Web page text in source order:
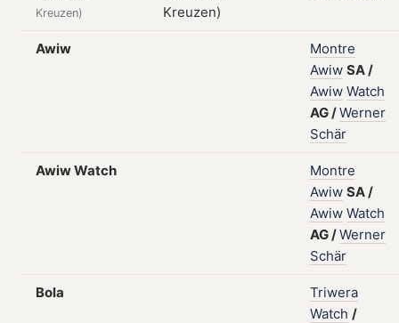
Kreuzen)
Awiw
Montre
Awiw SA/
Awiw Watch
AG/Werner
Schär
Awiw Watch
Montre
Awiw SA/
Awiw Watch
AG/Werner
Schär
Bola
Triwera
Watch /